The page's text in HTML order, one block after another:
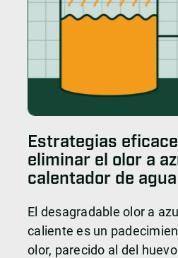
Estrategias
eliminar el olor a
calentador de agua
El desagradable olor a
caliente es un
olor, parecido al del